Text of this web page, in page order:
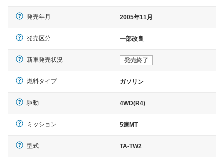
発売年月 2005年11月
発売区分 一部改良
新車発売状況 発売終了
燃料タイプ ガソリン
駆動 4WD(R4)
ミッション 5速MT
型式 TA-TW2